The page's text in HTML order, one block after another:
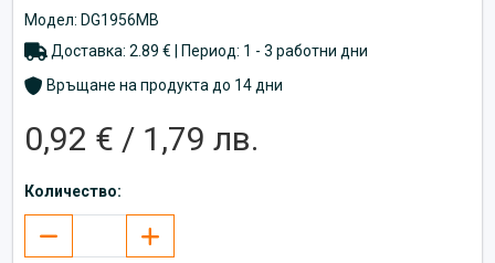
Модел: DG1956MB
Доставка: 2.89 € | Период: 1 - 3 работни дни
Връщане на продукта до 14 дни
0,92 € / 1,79 лв.
Количество: